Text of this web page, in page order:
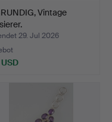
Vintage
29. Jul 2026